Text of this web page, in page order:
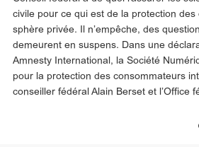
civile pour ce qui est de la protection des
sphère privée. Il n’empêche, des
demeurent en suspens. Dans une
Amnesty International, la Société
pour la protection des consommateurs
conseiller fédéral Alain Berset et l’Office